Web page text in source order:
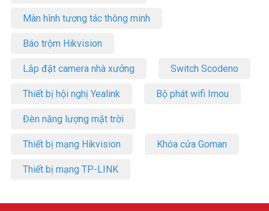
Màn hình tương tác thông minh
Báo trộm Hikvision
Lắp đặt camera nhà xưởng Switch Scodeno
Thiết bị hội nghị Yealink Bộ phát wifi Imou
Đèn năng lượng mặt trời
Thiết bị mạng Hikvision Khóa cửa Goman
Thiết bị mạng TP-LINK